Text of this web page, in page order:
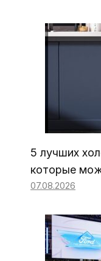
5 лучших
которые
07.08.2026